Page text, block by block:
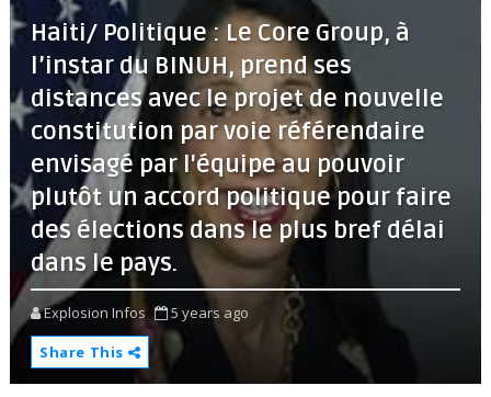
Haiti/ Politique : Le Core Group, à
l’instar du BINUH, prend ses
distances avec le projet de nouvelle
constitution par voie référendaire
envisagé par l'équipe au pouvoir
plutôt un accord politique pour faire
des élections dans le plus bref délai
dans le pays.
Explosion Infos
5 years ago
Share This